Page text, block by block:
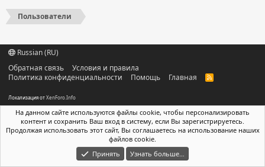
Пользователи
Russian (RU)
Обратная связь
Условия и правила
Политика конфиденциальности
Помощь Главная
R
S
Локализация отXenForo.Info
На данном сайте используются файлы cookie, чтобы персонализировать
контент и сохранить Ваш вход в систему, если Вы зарегистрируетесь.
Продолжая использовать этот сайт, Вы соглашаетесь на использование наших
файлов cookie.
Принять
Узнать больше…